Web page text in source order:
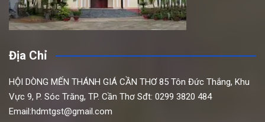
Địa Chỉ
HỘI DÒNG MẾN THÁNH GIÁ CẦN THƠ 85 Tôn Đức Thắng, Khu
Vực 9, P. Sóc Trăng, TP. Cần Thơ Sđt: 0299 3820 484
Email:hdmtgst@gmail.com